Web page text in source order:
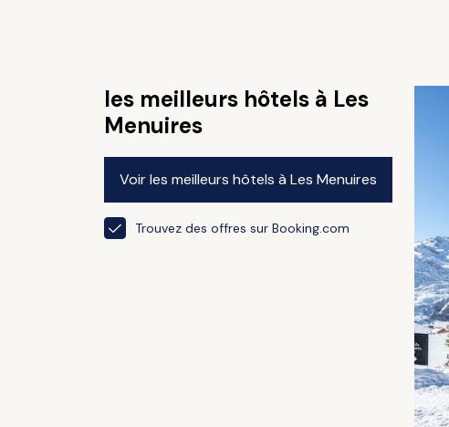
les meilleurs hôtels à Les
Menuires
Voir les meilleurs hôtels à Les Menuires
Trouvez des offres sur Booking.com